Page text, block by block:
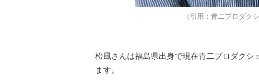
（引用：青二プロダク
松風さんは福島県出身で現在青二プロダクシ
ます。